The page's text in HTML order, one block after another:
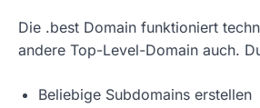
Die .best Domain funktioniert
andere Top-Level-Domain auch.
Beliebige Subdomains erstellen